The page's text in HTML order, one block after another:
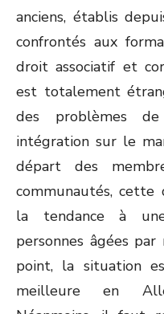
anciens, établis
confrontés aux
droit associatif et
est totalement
des problèmes
intégration sur le
départ des
communautés,
la tendance à
personnes âgées
point, la situation
meilleure en